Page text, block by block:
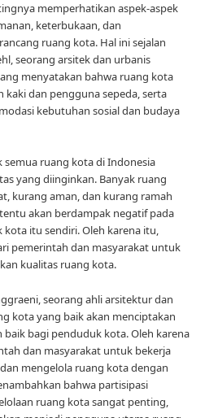
memperhatikan aspek-aspek
keterbukaan, dan
ruang kota. Hal ini sejalan
seorang arsitek dan urbanis
menyatakan bahwa ruang kota
kaki dan pengguna sepeda, serta
kebutuhan sosial dan budaya
semua ruang kota di Indonesia
yang diinginkan. Banyak ruang
kurang aman, dan kurang ramah
akan berdampak negatif pada
itu sendiri. Oleh karena itu,
pemerintah dan masyarakat untuk
kualitas ruang kota.
seorang ahli arsitektur dan
kota yang baik akan menciptakan
bagi penduduk kota. Oleh karena
dan masyarakat untuk bekerja
mengelola ruang kota dengan
bahwa partisipasi
ruang kota sangat penting,